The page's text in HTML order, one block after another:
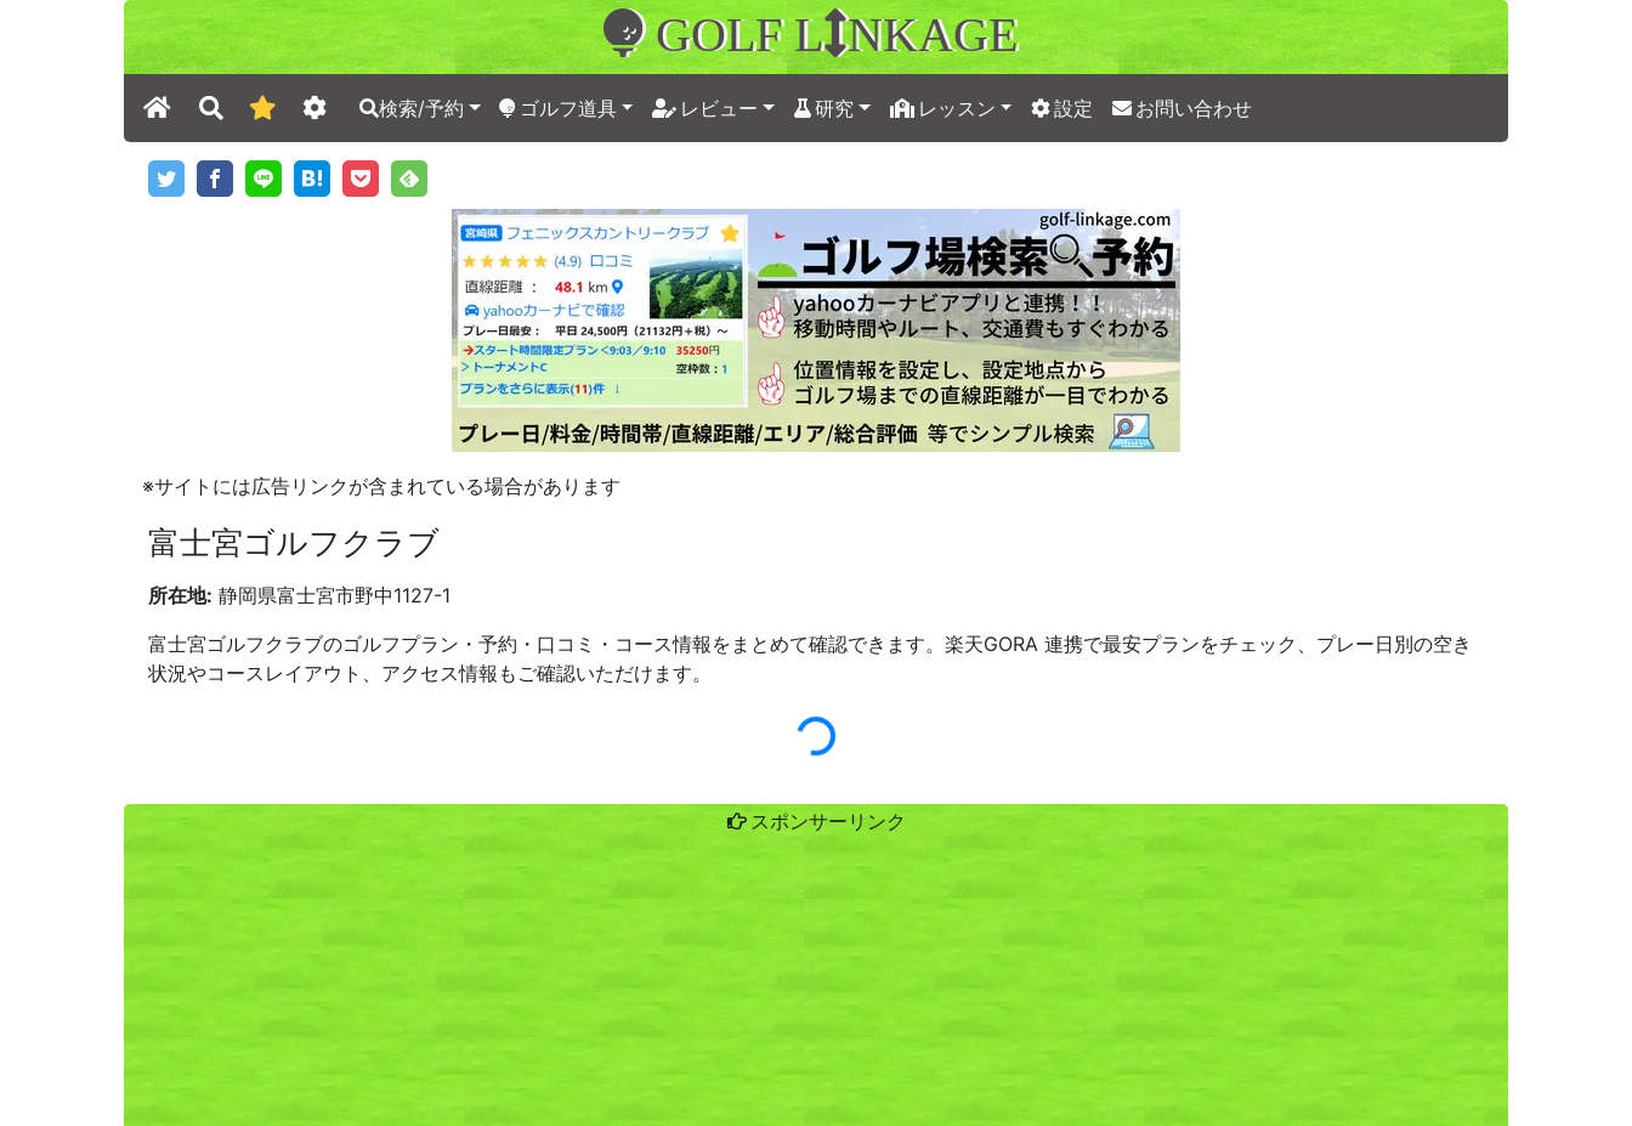
GOLF L NKAGE
検索/予約 ゴルフ道具 レビュー 研究 レッスン 設定 お問い合わせ
※サイトには広告リンクが含まれている場合があります
富士宮ゴルフクラブ
所在地: 静岡県富士宮市野中1127-1
富士宮ゴルフクラブのゴルフプラン・予約・口コミ・コース情報をまとめて確認できます。楽天GORA 連携で最安プランをチェック、プレー日別の空き
状況やコースレイアウト、アクセス情報もご確認いただけます。
スポンサーリンク